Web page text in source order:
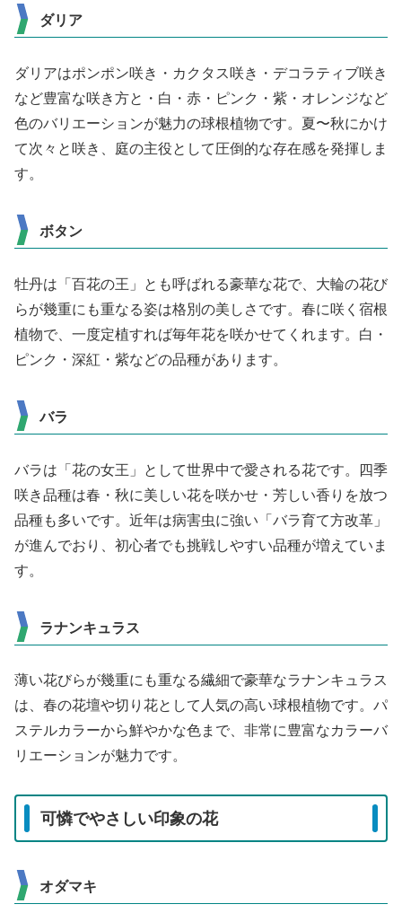
ダリア
ダリアはポンポン咲き・カクタス咲き・デコラティブ咲き
など豊富な咲き方と・白・赤・ピンク・紫・オレンジなど
色のバリエーションが魅力の球根植物です。夏〜秋にかけ
て次々と咲き、庭の主役として圧倒的な存在感を発揮しま
す。
ボタン
牡丹は「百花の王」とも呼ばれる豪華な花で、大輪の花び
らが幾重にも重なる姿は格別の美しさです。春に咲く宿根
植物で、一度定植すれば毎年花を咲かせてくれます。白・
ピンク・深紅・紫などの品種があります。
バラ
バラは「花の女王」として世界中で愛される花です。四季
咲き品種は春・秋に美しい花を咲かせ・芳しい香りを放つ
品種も多いです。近年は病害虫に強い「バラ育て方改革」
が進んでおり、初心者でも挑戦しやすい品種が増えていま
す。
ラナンキュラス
薄い花びらが幾重にも重なる繊細で豪華なラナンキュラス
は、春の花壇や切り花として人気の高い球根植物です。パ
ステルカラーから鮮やかな色まで、非常に豊富なカラーバ
リエーションが魅力です。
可憐でやさしい印象の花
オダマキ